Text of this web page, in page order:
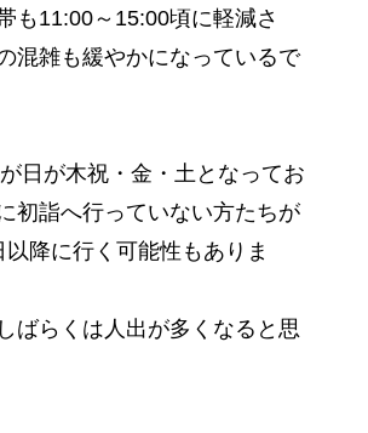
も11:00～15:00頃に軽減さ
混雑も緩やかになっているで
日が木祝・金・土となってお
初詣へ行っていない方たちが
降に行く可能性もありま
ばらくは人出が多くなると思